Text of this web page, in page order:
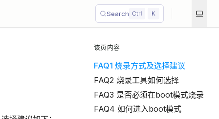
Search
该页内容
FAQ1 烧录方式及选择建议
FAQ2 烧录工具如何选择
FAQ3 是否必须在boot模式烧录
FAQ4 如何进入boot模式